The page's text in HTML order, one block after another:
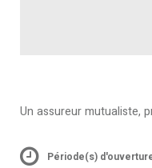
Un assureur mutualiste,
Période(s)